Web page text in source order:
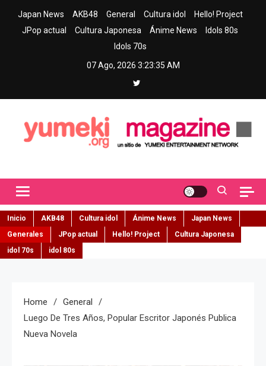
Japan News AKB48 General Cultura idol
Hello! Project
JPop actual
Cultura Japonesa Ánime News
Idols 80s
Idols 70s
07 Ago, 2026 3:23:36 AM
Inicio AKB48 Cultura idol Ánime News
Japan News
Generales
JPop actual Hello! Project
Cultura Japonesa
idol 70s
idol 80s
Home
General
Luego De Tres Años, Popular Escritor Japonés Publica
Nueva Novela